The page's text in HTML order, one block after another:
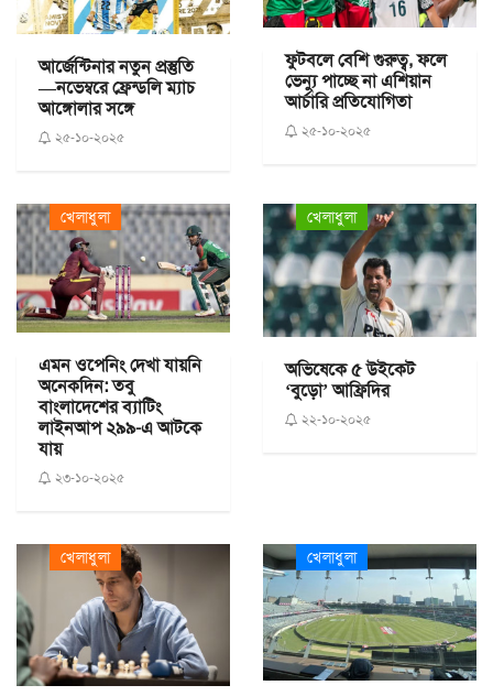
আর্জেন্টিনার নতুন প্রস্তুতি
—নভেম্বরে ফ্রেন্ডলি ম্যাচ
আঙ্গোলার সঙ্গে
২৫-১০-২০২৫
ফুটবলে বেশি গুরুত্ব, ফলে
ভেন্যু পাচ্ছে না এশিয়ান
আর্চারি প্রতিযোগিতা
২৫-১০-২০২৫
খেলাধুলা
এমন ওপেনিং দেখা যায়নি
অনেকদিন: তবু
বাংলাদেশের ব্যাটিং
লাইনআপ ২৯৯-এ আটকে
যায়
২৩-১০-২০২৫
খেলাধুলা
অভিষেকে ৫ উইকেট
‘বুড়ো’ আফ্রিদির
২২-১০-২০২৫
খেলাধুলা খেলাধুলা